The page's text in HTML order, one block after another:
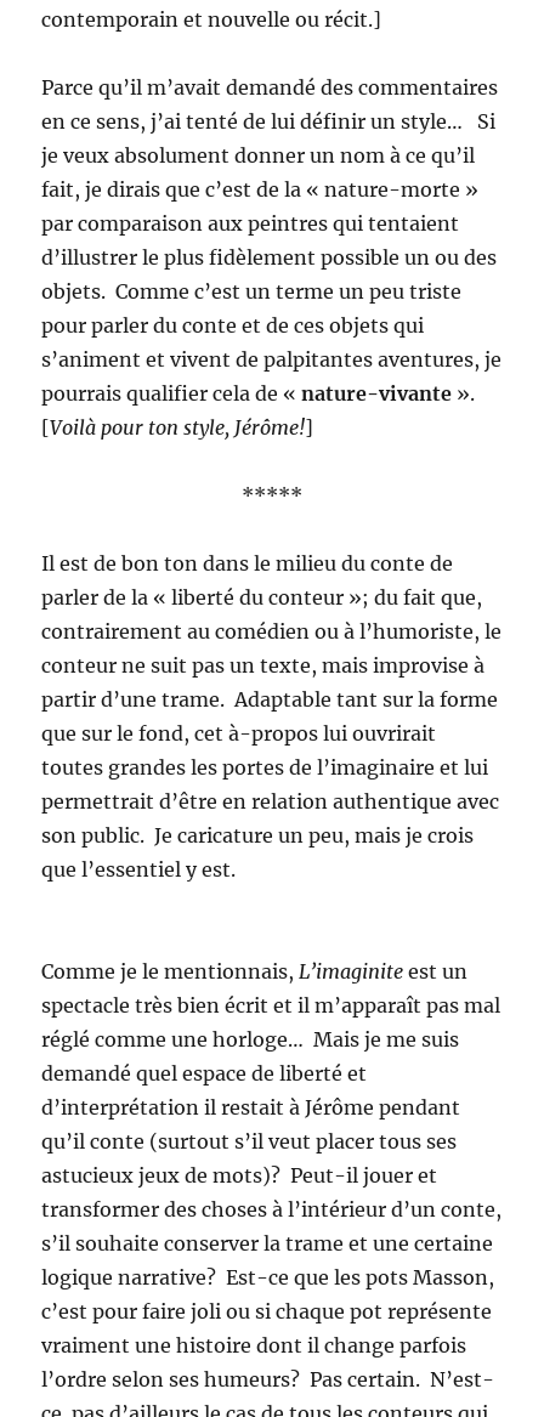
contemporain et nouvelle ou récit.]
Parce qu’il m’avait demandé des commentaires
en ce sens, j’ai tenté de lui définir un style… Si
je veux absolument donner un nom à ce qu’il
fait, je dirais que c’est de la « nature-morte »
par comparaison aux peintres qui tentaient
d’illustrer le plus fidèlement possible un ou des
objets. Comme c’est un terme un peu triste
pour parler du conte et de ces objets qui
s’animent et vivent de palpitantes aventures, je
pourrais qualifier cela de «nature-vivante ».
[Voilà pour ton style, Jérôme!]
*****
Il est de bon ton dans le milieu du conte de
parler de la « liberté du conteur »; du fait que,
contrairement au comédien ou à l’humoriste, le
conteur ne suit pas un texte, mais improvise à
partir d’une trame. Adaptable tant sur la forme
que sur le fond, cet à-propos lui ouvrirait
toutes grandes les portes de l’imaginaire et lui
permettrait d’être en relation authentique avec
son public. Je caricature un peu, mais je crois
que l’essentiel y est.
Comme je le mentionnais,L’imaginite est un
spectacle très bien écrit et il m’apparaît pas mal
réglé comme une horloge… Mais je me suis
demandé quel espace de liberté et
d’interprétation il restait à Jérôme pendant
qu’il conte (surtout s’il veut placer tous ses
astucieux jeux de mots)? Peut-il jouer et
transformer des choses à l’intérieur d’un conte,
s’il souhaite conserver la trame et une certaine
logique narrative? Est-ce que les pots Masson,
c’est pour faire joli ou si chaque pot représente
vraiment une histoire dont il change parfois
l’ordre selon ses humeurs? Pas certain. N’est-